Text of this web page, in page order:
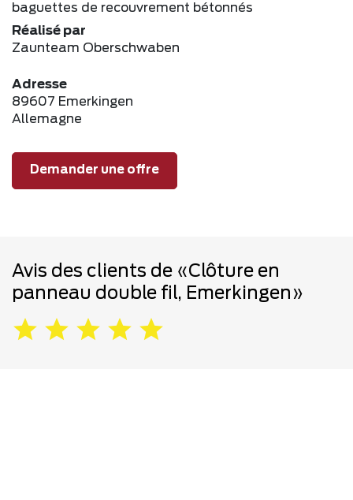
baguettes de recouvrement bétonnés
Réalisé par
Zaunteam Oberschwaben
Adresse
89607 Emerkingen
Allemagne
Demander une offre
Avis des clients de «Clôture en
panneau double fil, Emerkingen»